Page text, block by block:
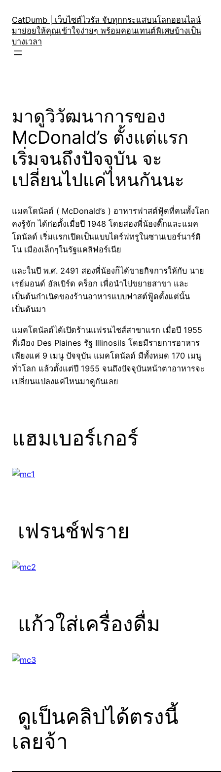
content
CatDumb | เว็บไซต์ไวรัล จับทุกกระแสบนโลกออนไลน์
มาย่อยให้คุณเข้าใจง่ายๆ พร้อมคอนเทนต์พิเศษบ้างเป็น
บางเวลา
มาดูวิวัฒนาการของ
McDonald’s ตั้งแต่แรก
เริ่มจนถึงปัจจุบัน จะ
เปลี่ยนไปแค่ไหนกันนะ
แมคโดนัลด์ ( McDonald’s ) อาหารฟาสต์ฟู้ดที่คนทั้งโลก
คงรู้จัก ได้ก่อตั้งเมื่อปี ​1948 โดยสองพี่น้องดิ๊กและแมค
โดนัลด์ เริ่มแรกเปิดเป็นแบบไดร์ฟทรูในซานเบอร์นาร์ดิ
โน เมืองเล็กๆในรัฐแคลิฟอร์เนีย
และในปี พ.ศ. 2491 สองพี่น้องก็ได้ขายกิจการให้กับ นาย
เรย์มอนด์ อัลเบิร์ด คร็อก เพื่อนำไปขยายสาขา และ
เป็นต้นกำเนิดของร้านอาหารแบบฟาสต์ฟู้ดตั้งแต่นั้น
เป็นต้นมา
แมคโดนัลด์ได้เปิดร้านแฟรนไชส์สาขาแรก เมื่อปี ​1955
ที่เมือง Des Plaines รัฐ Illinosils โดยมีรายการอาหาร
เพียงแค่ 9 เมนู ปัจจุบัน แมคโดนัลด์ มีทั้งหมด 170 เมนู
ทั่วโลก แล้วตั้งแต่ปี 1955 จนถึงปัจจุบันหน้าตาอาหารจะ
เปลี่ยนแปลงแค่ไหนมาดูกันเลย
แฮมเบอร์เกอร์
เฟรนช์ฟราย
แก้วใส่เครื่องดื่ม
ดูเป็นคลิปได้ตรงนี้
เลยจ้า